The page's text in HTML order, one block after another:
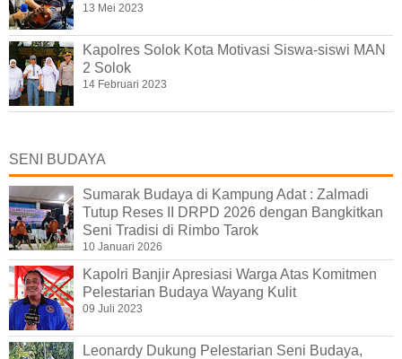
13 Mei 2023
Kapolres Solok Kota Motivasi Siswa-siswi MAN
2 Solok
14 Februari 2023
SENI BUDAYA
Sumarak Budaya di Kampung Adat : Zalmadi
Tutup Reses II DRPD 2026 dengan Bangkitkan
Seni Tradisi di Rimbo Tarok
10 Januari 2026
Kapolri Banjir Apresiasi Warga Atas Komitmen
Pelestarian Budaya Wayang Kulit
09 Juli 2023
Leonardy Dukung Pelestarian Seni Budaya,